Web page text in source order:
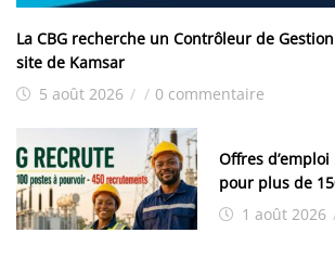
La CBG recherche un Contrôleur de
site de Kamsar
5 août 2026 / / 0 commentaire
Offres
pour plus de
1 août 2026